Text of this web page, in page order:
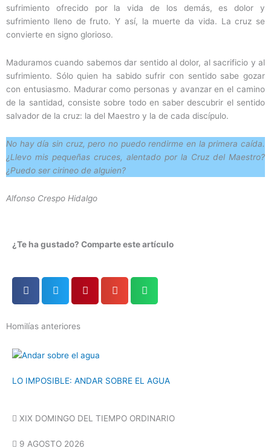
sufrimiento ofrecido por la vida de los demás, es dolor y
sufrimiento lleno de fruto. Y así, la muerte da vida. La cruz se
convierte en signo glorioso.
Maduramos cuando sabemos dar sentido al dolor, al sacrificio y al
sufrimiento. Sólo quien ha sabido sufrir con sentido sabe gozar
con entusiasmo. Madurar como personas y avanzar en el camino
de la santidad, consiste sobre todo en saber descubrir el sentido
salvador de la cruz: la del Maestro y la de cada discípulo.
No hay día sin cruz, pero no puedo rendirme en la primera caída.
¿Llevo mis pequeñas cruces, alentado por la Cruz del Maestro?
¿Puedo ser cirineo de alguien?
Alfonso Crespo Hidalgo
¿Te ha gustado? Comparte este artículo
Homilías anteriores
LO IMPOSIBLE: ANDAR SOBRE EL AGUA
XIX DOMINGO DEL TIEMPO ORDINARIO
9 AGOSTO 2026